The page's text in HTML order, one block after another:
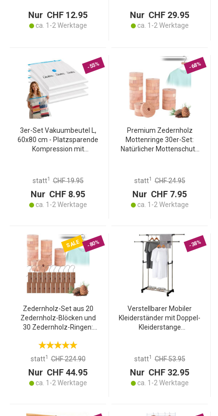
Nur CHF 12.95
ca. 1-2 Werktage
Nur CHF 29.95
ca. 1-2 Werktage
-55%
3er-Set Vakuumbeutel L,
60x80 cm - Platzsparende
Kompression mit
Staub, Falten, Motten,
statt1 CHF 19.95
Nur CHF 8.95
ca. 1-2 Werktage
-68%
Premium Zedernholz
Mottenringe 30er-Set:
Natürlicher Mottenschutz
alle Kleiderbügel
statt1 CHF 24.95
Nur CHF 7.95
ca. 1-2 Werktage
SALE -80%
Zedernholz-Set aus 20
Zedernholz-Blöcken und
30 Zedernholz-Ringen:
für Kleiderschrank, Küche
& Vorratsschrank
statt1 CHF 224.90
Nur CHF 44.95
ca. 1-2 Werktage
-38%
Verstellbarer Mobiler
Kleiderständer mit Doppel-
Kleiderstange
Garderobenständer für
Aufbewahrung
statt1 CHF 53.95
Nur CHF 32.95
ca. 1-2 Werktage